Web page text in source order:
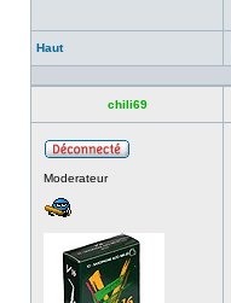
Haut
chili69
Moderateur